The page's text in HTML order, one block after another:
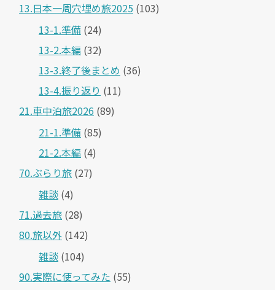
13.日本一周穴埋め旅2025 (103)
13-1.準備 (24)
13-2.本編 (32)
13-3.終了後まとめ (36)
13-4.振り返り (11)
21.車中泊旅2026 (89)
21-1.準備 (85)
21-2.本編 (4)
70.ぶらり旅 (27)
雑談 (4)
71.過去旅 (28)
80.旅以外 (142)
雑談 (104)
90.実際に使ってみた (55)